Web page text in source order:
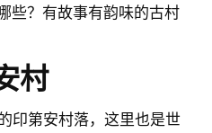
村
印第安村落，这里也是世